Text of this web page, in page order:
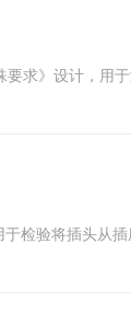
求》设计，用
检验将插头从